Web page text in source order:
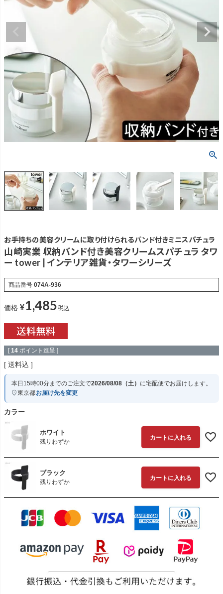
お手持ちの美容クリームに取り付けられるバンド付きミニスパチュラ
山崎実業 収納バンド付き美容クリームスパチュラ タワ
ー tower | インテリア雑貨・タワーシリーズ
商品番号 074A-936
価格 ¥1,485税込
[ 14 ポイント進呈 ]
送料込
本日 15時00分までのご注文で2026/08/08（土） に宅配便でお届けします。
東京都お届け先を変更
カラー
ホワイト
残りわずか
カートに入れる
ブラック
残りわずか
カートに入れる